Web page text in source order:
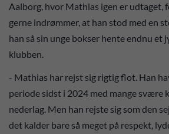
Aalborg, hvor Mathias igen er
gerne indrømmer, at han stod med en
han så sin unge bokser hente endnu et
klubben.
- Mathias har rejst sig rigtig flot. Han
periode sidst i 2024 med mange svære
nederlag. Men han rejste sig som den
det kalder bare så meget på respekt,